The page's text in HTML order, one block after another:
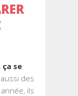
se
des
ils